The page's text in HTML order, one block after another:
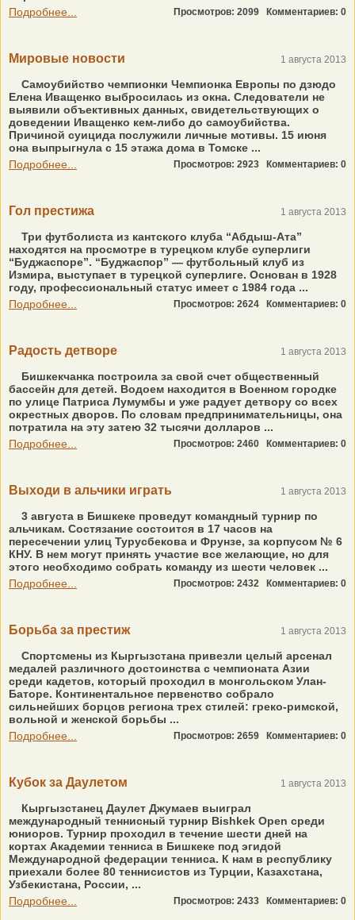
Подробнее...
Просмотров: 2099 Комментариев: 0
Мировые новости 1 августа 2013
Самоубийство чемпионки Чемпионка Европы по дзюдо
Елена Иващенко выбросилась из окна. Следователи не
выявили объективных данных, свидетельствующих о
доведении Иващенко кем-либо до самоубийства.
Причиной суицида послужили личные мотивы. 15 июня
она выпрыгнула с 15 этажа дома в Томске ...
Подробнее...
Просмотров: 2923 Комментариев: 0
Гол престижа 1 августа 2013
Три футболиста из кантского клуба “Абдыш-Ата”
находятся на просмотре в турецком клубе суперлиги
“Буджаспоре”. “Буджаспор” — футбольный клуб из
Измира, выступает в турецкой суперлиге. Основан в 1928
году, профессиональный статус имеет с 1984 года ...
Подробнее...
Просмотров: 2624 Комментариев: 0
Радость детворе 1 августа 2013
Бишкекчанка построила за свой счет общественный
бассейн для детей. Водоем находится в Военном городке
по улице Патриса Лумумбы и уже радует детвору со всех
окрестных дворов. По словам предпринимательницы, она
потратила на эту затею 32 тысячи долларов ...
Подробнее...
Просмотров: 2460 Комментариев: 0
Выходи в альчики играть 1 августа 2013
3 августа в Бишкеке проведут командный турнир по
альчикам. Состязание состоится в 17 часов на
пересечении улиц Турусбекова и Фрунзе, за корпусом № 6
КНУ. В нем могут принять участие все желающие, но для
этого необходимо собрать команду из шести человек ...
Подробнее...
Просмотров: 2432 Комментариев: 0
Борьба за престиж 1 августа 2013
Спортсмены из Кыргызстана привезли целый арсенал
медалей различного достоинства с чемпионата Азии
среди кадетов, который проходил в монгольском Улан-
Баторе. Континентальное первенство собрало
сильнейших борцов региона трех стилей: греко-римской,
вольной и женской борьбы ...
Подробнее...
Просмотров: 2659 Комментариев: 0
Кубок за Даулетом 1 августа 2013
Кыргызстанец Даулет Джумаев выиграл
международный теннисный турнир Bishkek Open среди
юниоров. Турнир проходил в течение шести дней на
кортах Академии тенниса в Бишкеке под эгидой
Международной федерации тенниса. К нам в республику
приехали более 80 теннисистов из Турции, Казахстана,
Узбекистана, России, ...
Подробнее...
Просмотров: 2433 Комментариев: 0